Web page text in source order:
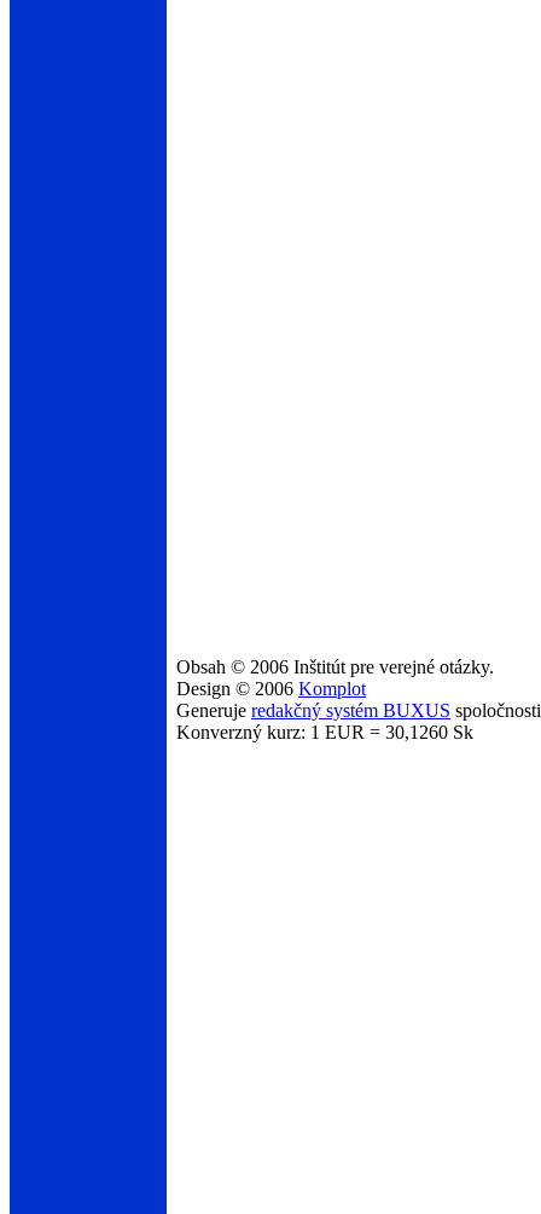
Obsah © 2006 Inštitút pre verejné otázky.
Design © 2006 Komplot
Generuje redakčný systém BUXUS
Konverzný kurz: 1 EUR = 30,1260 Sk